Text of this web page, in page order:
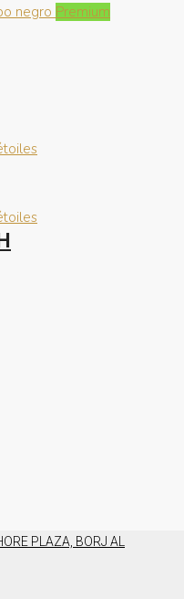
negro Premium
PLAZA, BORJ AL